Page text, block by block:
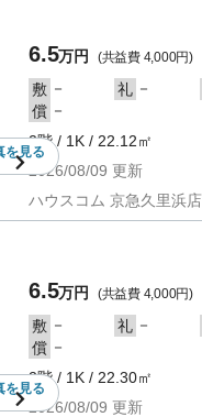
を見る
6.5万円 (共益費 4,000円)
敷 － 礼 －
償 －
2階 / 1K / 22.12㎡
2026/08/09 更新
ハウスコム 京急久里浜店
を見る
6.5万円 (共益費 4,000円)
敷 － 礼 －
償 －
2階 / 1K / 22.30㎡
2026/08/09 更新